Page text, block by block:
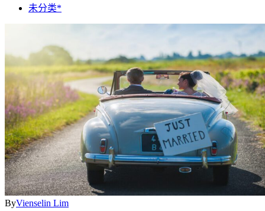
未分类*
ByVienselin Lim